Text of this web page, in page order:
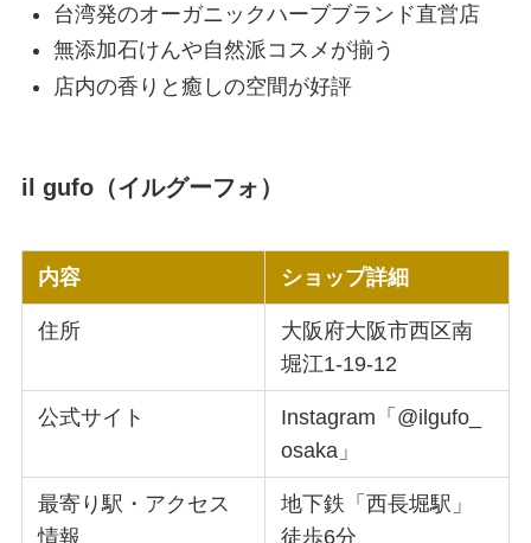
台湾発のオーガニックハーブブランド直営店
無添加石けんや自然派コスメが揃う
店内の香りと癒しの空間が好評
il gufo（イルグーフォ）
内容 ショップ詳細
住所
大阪府大阪市西区南
堀江1-19-12
公式サイト
Instagram「@ilgufo_
osaka」
最寄り駅・アクセス
情報
地下鉄「西長堀駅」
徒歩6分